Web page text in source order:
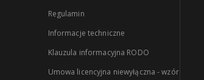
Regulamin
Informacje techniczne
Klauzula informacyjna RODO
Umowa licencyjna niewyłączna - wzór